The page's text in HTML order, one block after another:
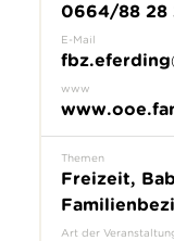
0664/88 28
E-Mail
www
Themen
Freizeit,
Art der